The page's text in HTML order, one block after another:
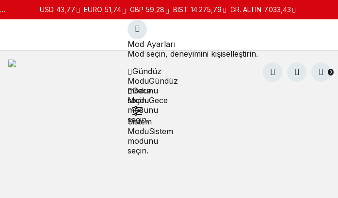
USD 43,77 EURO 51,74 GBP 59,28 BIST 14.275,79 GR. ALTIN 7.033,43
Mod Ayarları
Mod seçin, deneyimini kişiselleştirin.
Gündüz
ModuGündüz
modunu
seçin.
Gece
ModuGece
modunu
seçin.
Sistem
ModuSistem
modunu
seçin.
0